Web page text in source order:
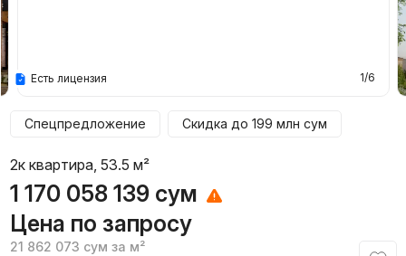
1/6
Есть лицензия
Спецпредложение Скидка до 199 млн сум
2к квартира, 53.5 м²
1 170 058 139 сум
Цена по запросу
21 862 073 сум за м²